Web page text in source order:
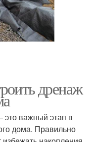
дренаж
важный этап в
дома. Правильно